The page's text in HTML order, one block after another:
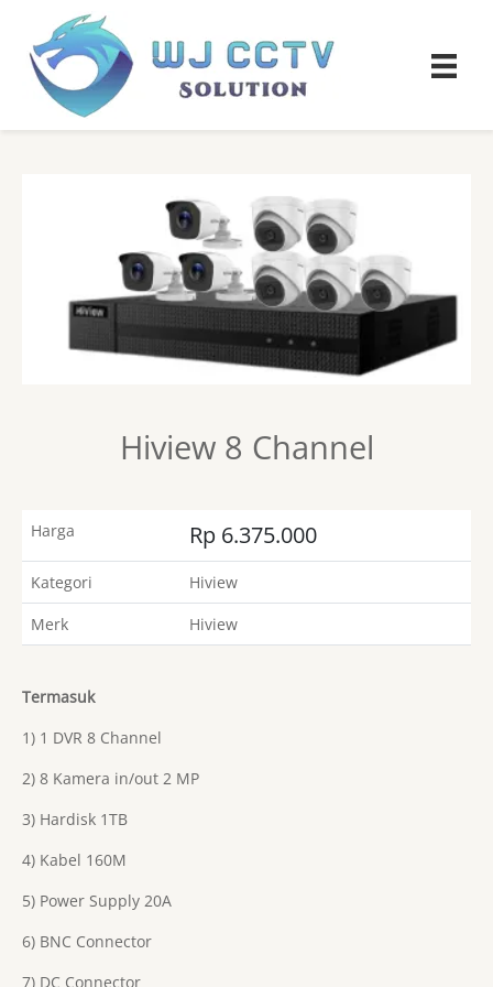
Hiview 8 Channel
Harga Rp 6.375.000
Kategori
Hiview
Merk
Hiview
Termasuk
1) 1 DVR 8 Channel
2) 8 Kamera in/out 2 MP
3) Hardisk 1TB
4) Kabel 160M
5) Power Supply 20A
6) BNC Connector
7) DC Connector